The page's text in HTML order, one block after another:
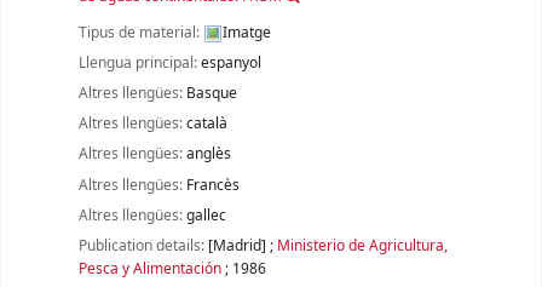
Tipus de material:
Imatge
Llengua principal:espanyol
Altres llengües: Basque
Altres llengües:català
Altres llengües:anglès
Altres llengües: Francès
Altres llengües:gallec
Publication details: [Madrid] ; Ministerio de Agricultura,
Pesca y Alimentación; 1986